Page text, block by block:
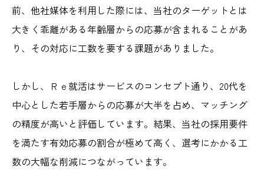
前、他社媒体を利用した際には、当社のターゲットとは
大きく乖離がある年齢層からの応募が含まれることがあ
り、その対応に工数を要する課題がありました。
しかし、Ｒｅ就活はサービスのコンセプト通り、20代を
中心とした若手層からの応募が大半を占め、マッチング
の精度が高いと評価しています。結果、当社の採用要件
を満たす有効応募の割合が極めて高く、選考にかかる工
数の大幅な削減につながっています。